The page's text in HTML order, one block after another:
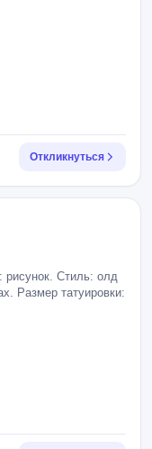
Откликнуться
рисунок. Стиль: олд
Размер татуировки: